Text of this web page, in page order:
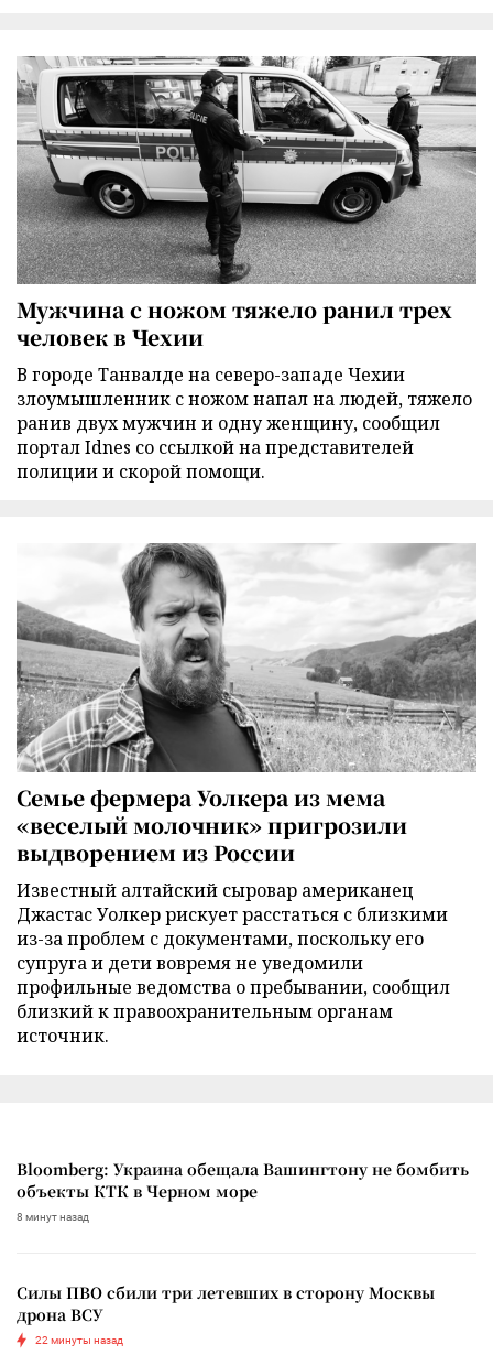
Мужчина с ножом тяжело ранил трех
человек в Чехии
В городе Танвалде на северо-западе Чехии
злоумышленник с ножом напал на людей, тяжело
ранив двух мужчин и одну женщину, сообщил
портал Idnes со ссылкой на представителей
полиции и скорой помощи.
Семье фермера Уолкера из мема
«веселый молочник» пригрозили
выдворением из России
Известный алтайский сыровар американец
Джастас Уолкер рискует расстаться с близкими
из-за проблем с документами, поскольку его
супруга и дети вовремя не уведомили
профильные ведомства о пребывании, сообщил
близкий к правоохранительным органам
источник.
Bloomberg: Украина обещала Вашингтону не бомбить
объекты КТК в Черном море
8 минут назад
Силы ПВО сбили три летевших в сторону Москвы
дрона ВСУ
22 минуты назад